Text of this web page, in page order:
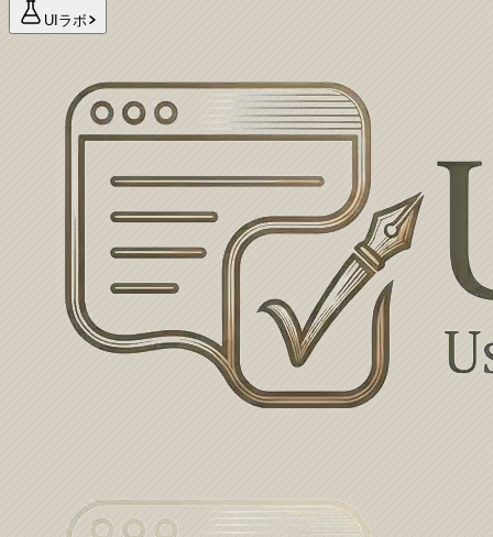
UIラボ